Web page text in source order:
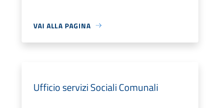
VAI ALLA PAGINA
Ufficio servizi Sociali Comunali